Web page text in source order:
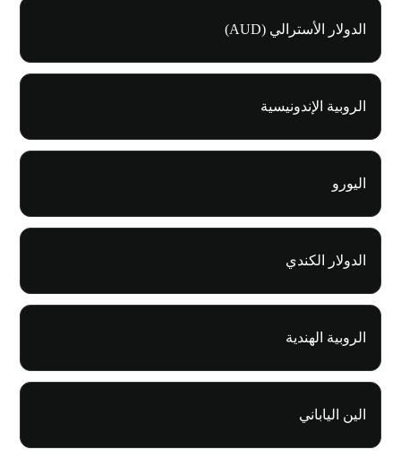
الدولار الأسترالي (AUD)
الروبية الإندونيسية
اليورو
الدولار الكندي
الروبية الهندية
الين الياباني